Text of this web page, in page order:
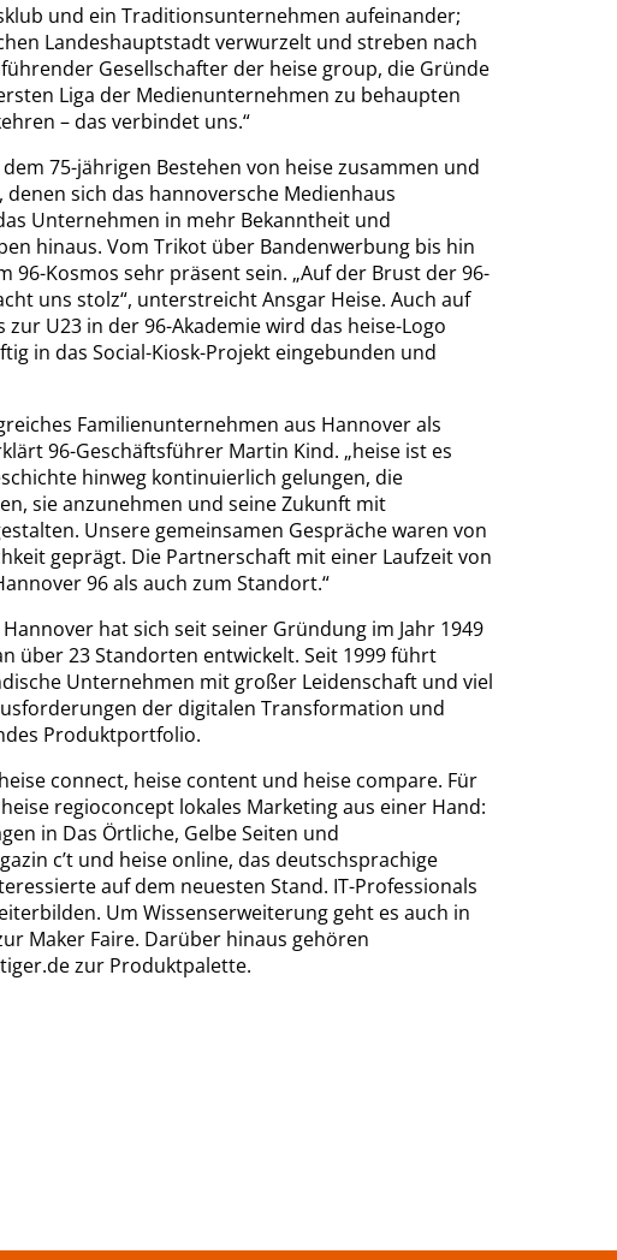
und ein Traditionsunternehmen aufeinander;
Landeshauptstadt verwurzelt und streben nach
Gesellschafter der heise group, die Gründe
Liga der Medienunternehmen zu behaupten
– das verbindet uns.“
75-jährigen Bestehen von heise zusammen und
sich das hannoversche Medienhaus
Unternehmen in mehr Bekanntheit und
hinaus. Vom Trikot über Bandenwerbung bis hin
96-Kosmos sehr präsent sein. „Auf der Brust der 96-
uns stolz“, unterstreicht Ansgar Heise. Auch auf
U23 in der 96-Akademie wird das heise-Logo
in das Social-Kiosk-Projekt eingebunden und
Familienunternehmen aus Hannover als
96-Geschäftsführer Martin Kind. „heise ist es
hinweg kontinuierlich gelungen, die
sie anzunehmen und seine Zukunft mit
Unsere gemeinsamen Gespräche waren von
geprägt. Die Partnerschaft mit einer Laufzeit von
96 als auch zum Standort.“
hat sich seit seiner Gründung im Jahr 1949
über 23 Standorten entwickelt. Seit 1999 führt
Unternehmen mit großer Leidenschaft und viel
der digitalen Transformation und
Produktportfolio.
connect, heise content und heise compare. Für
regioconcept lokales Marketing aus einer Hand:
in Das Örtliche, Gelbe Seiten und
c’t und heise online, das deutschsprachige
auf dem neuesten Stand. IT-Professionals
Um Wissenserweiterung geht es auch in
Maker Faire. Darüber hinaus gehören
zur Produktpalette.